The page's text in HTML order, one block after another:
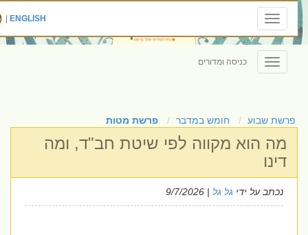
Toggle
navigation
ENGLISH
|
Toggle
navigation
כניסה ומדורים
פרשת שבוע חומש במדבר פרשת מטות
מה הוא מקווה לפי שיטת חב"ד, ומה
דינו
נכתב על ידיגל גל | 9/7/2026